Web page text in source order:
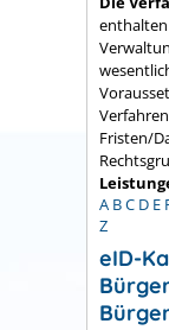
Fristen/
A BC D E
Z
eID-